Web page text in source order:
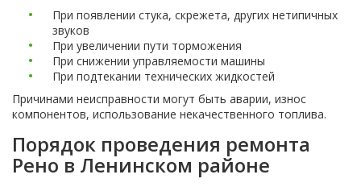
При появлении стука, скрежета, других нетипичных
звуков
При увеличении пути торможения
При снижении управляемости машины
При подтекании технических жидкостей
Причинами неисправности могут быть аварии, износ
компонентов, использование некачественного топлива.
Порядок проведения ремонта
Рено в Ленинском районе